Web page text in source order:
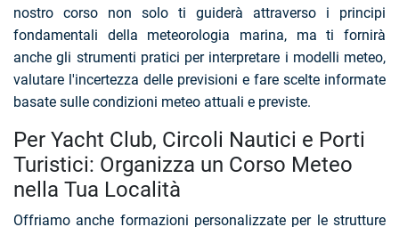
nostro corso non solo ti guiderà attraverso i principi
fondamentali della meteorologia marina, ma ti fornirà
anche gli strumenti pratici per interpretare i modelli meteo,
valutare l'incertezza delle previsioni e fare scelte informate
basate sulle condizioni meteo attuali e previste.
Per Yacht Club, Circoli Nautici e Porti
Turistici: Organizza un Corso Meteo
nella Tua Località
Offriamo anche formazioni personalizzate per le strutture